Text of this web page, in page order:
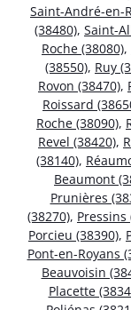
Saint-André-en-
(38480), Saint-
Roche (38080),
(38550), Ruy
Rovon (38470),
Roissard
Roche (38090),
Revel (38420),
(38140),
Beaumont
Prunières
(38270), Pressins
Porcieu (38390),
Pont-en-Royans
Beauvoisin
Placette